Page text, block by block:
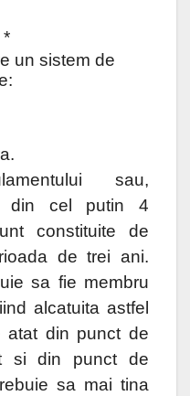
sistem de
sau,
din cel putin 4
constituite de
de trei ani.
sa fie membru
alcatuita astfel
atat din punct de
si din punct de
sa mai tina